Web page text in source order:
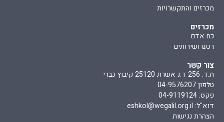
מכרזים והתקשרויות
מכרזים
כח אדם
רכש ושירותים
צור קשר
ת.ד. 256 ד.נ אשרת 25120 קיבוץ כברי
טלפון 04-9576207
פקס: 04-9119124
דוא"ל: eshkol@wegalil.org.il
הצהרת נגישות